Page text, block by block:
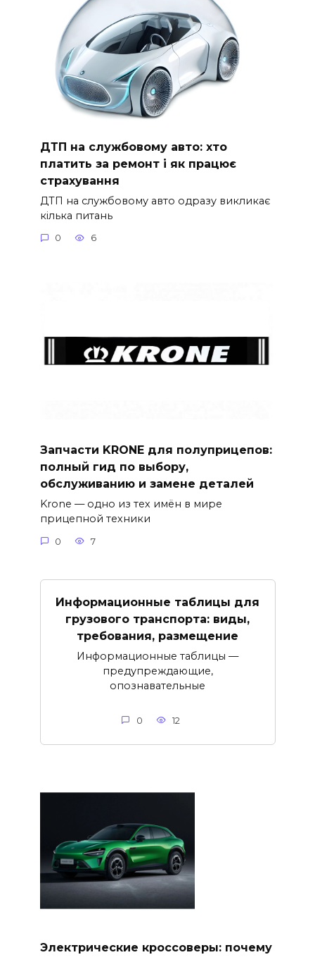
ДТП на службовому авто: хто
платить за ремонт і як працює
страхування
ДТП на службовому авто одразу викликає
кілька питань
0 6
Запчасти KRONE для полуприцепов:
полный гид по выбору,
обслуживанию и замене деталей
Krone — одно из тех имён в мире
прицепной техники
0 7
Информационные таблицы для
грузового транспорта: виды,
требования, размещение
Информационные таблицы —
предупреждающие,
опознавательные
0 12
Электрические кроссоверы: почему